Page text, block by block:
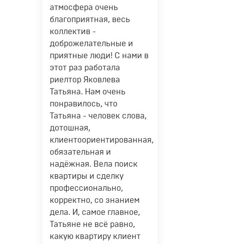
атмосфера очень
благоприятная, весь
коллектив -
доброжелательные и
приятные люди! С нами в
этот раз работала
риелтор Яковлева
Татьяна. Нам очень
понравилось, что
Татьяна - человек слова,
дотошная,
клиентоориентированная,
обязательная и
надёжная. Вела поиск
квартиры и сделку
профессионально,
корректно, со знанием
дела. И, самое главное,
Татьяне не всё равно,
какую квартиру клиент